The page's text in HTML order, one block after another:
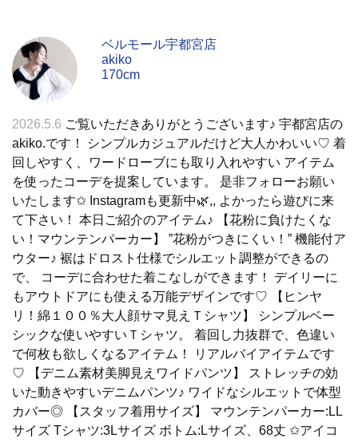
ベルモール宇都宮店
akiko
170cm
2026.5.6 ご覧いただきありがとうございます♪ 宇都宮店の
akiko.です！ シンプルカジュアルだけど大人かわいい♡ 着
回しやすく、ワードローブにも取り入れやすい アイテム
を使ったコーデを提案しています。 是非フォローお願い
いたします✩︎ Instagramも更新中🌿,, よかったら遊びに来
て下さい！ 本日ご紹介のアイテム♪ 【花粉に負けたくな
い！マウンテンパーカー】 ”花粉がつきにくい！” 機能付ア
ウター♪ 裾はドロスト仕様でシルエット調整ができるの
で、 コーデに合わせた着こなしができます！ デイリーに
もアウトドアにも使える万能デザインです♡ 【ヒンヤ
リ！綿１００％大人顔サマ見えＴシャツ】 シンプルベー
シックな使いやすいＴシャツ。 着回し力抜群で、色違い
で何枚も欲しくなるアイテム！ リアルバイアイテムです
♡ 【デニム素材美脚見えワイドパンツ】 ストレッチの効
いた動きやすいデニムパンツ♪ ワイドなシルエットで体型
カバー◎ 【スタッフ着用サイズ】 マウンテンパーカー:LL
サイズ Tシャツ:3Lサイズ ボトム:Lサイズ、68丈 ✩アイコ